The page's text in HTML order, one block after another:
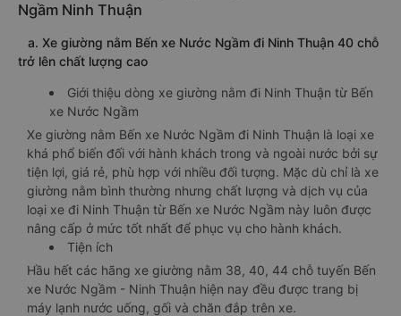
Ngầm Ninh Thuận
a. Xe giường nằm Bến xe Nước Ngầm đi Ninh Thuận 40 chỗ
trở lên chất lượng cao
Giới thiệu dòng xe giường nằm đi Ninh Thuận từ Bến
xe Nước Ngầm
Xe giường nằm Bến xe Nước Ngầm đi Ninh Thuận là loại xe
khá phổ biến đối với hành khách trong và ngoài nước bởi sự
tiện lợi, giá rẻ, phù hợp với nhiều đối tượng. Mặc dù chỉ là xe
giường nằm bình thường nhưng chất lượng và dịch vụ của
loại xe đi Ninh Thuận từ Bến xe Nước Ngầm này luôn được
nâng cấp ở mức tốt nhất để phục vụ cho hành khách.
Tiện ích
Hầu hết các hãng xe giường nằm 38, 40, 44 chỗ tuyến Bến
xe Nước Ngầm - Ninh Thuận hiện nay đều được trang bị
máy lạnh nước uống, gối và chăn đắp trên xe.